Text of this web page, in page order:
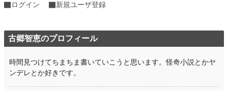
ログイン
新規ユーザ登録
古郷智恵のプロフィール
時間見つけてちまちま書いていこうと思います。怪奇小説とかヤ
ンデレとか好きです。